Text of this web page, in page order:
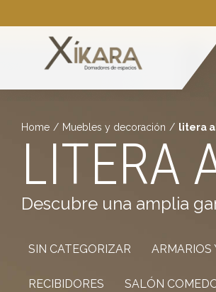
Home / Muebles y decoración / litera
LITERA
Descubre una amplia
SIN CATEGORIZAR ARMARIOS
RECIBIDORES SALÓN